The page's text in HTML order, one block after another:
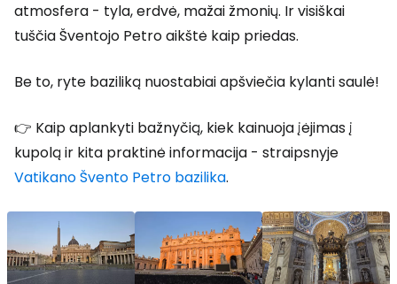
atmosfera - tyla, erdvė, mažai žmonių. Ir visiškai
tuščia Šventojo Petro aikštė kaip priedas.
Be to, ryte baziliką nuostabiai apšviečia kylanti saulė!
👉 Kaip aplankyti bažnyčią, kiek kainuoja įėjimas į
kupolą ir kita praktinė informacija - straipsnyje
Vatikano Švento Petro bazilika.